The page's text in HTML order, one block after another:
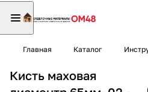
Главная Каталог
Кисть маховая